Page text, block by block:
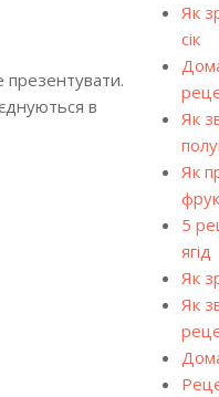
презентувати.
в
Як
сік
Як
Як
5
ягід
Як
Як